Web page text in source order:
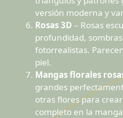
versión moderna y
Rosas 3D – Rosas
profundidad,
fotorrealistas.
piel.
Mangas florales
grandes
otras flores para
completo en la